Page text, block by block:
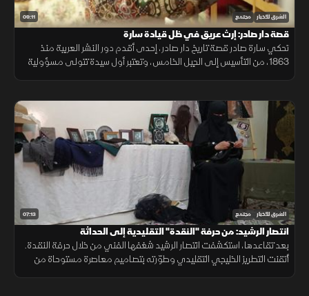
09:11 الشرق للأخبار مجتمع
قصة دار صادر: إرث عريق في ظل قيادة سارة
تحكي سارة صادر قصة تاريخ دار صادر، إحدى أقدم دور النشر العربية منذ
1863، من التأسيس إلى الجيل الخامس، وتعتبر أول سيدة تتولى مسؤولية
07:13 الشرق للأخبار مجتمع
انتصار الرشيد: من حرفة "النقدة" التقليدية إلى الحداثة
بعد تقاعدها، استكشفت انتصار الرشيد شغفها الفني من خلال حرفة النقدة.
أتقنت التطريز الخليجي التقليدي وطوّرته بتصاميم معاصرة مستوحاة من